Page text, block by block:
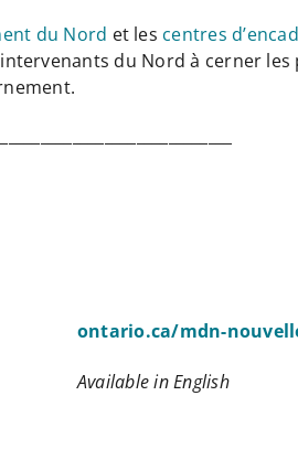
du Nord et les centres
du Nord à cerner
ontario.ca/mdn-
Available in English